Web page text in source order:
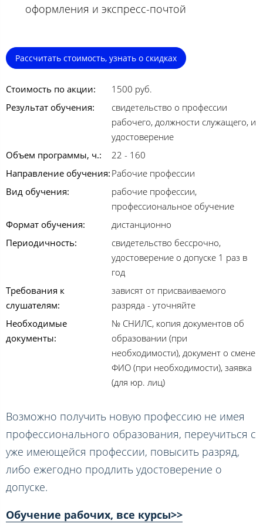
оформления и экспресс-почтой
Рассчитать стоимость, узнать о скидках
Стоимость по акции:
1500 руб.
Результат обучения:
свидетельство о профессии
рабочего, должности служащего, и
удостоверение
Объем программы, ч.:
22 - 160
Направление обучения: Рабочие профессии
Вид обучения:
рабочие профессии,
профессиональное обучение
Формат обучения:
дистанционно
Периодичность:
свидетельство бессрочно,
удостоверение о допуске 1 раз в
год
Требования к
слушателям:
зависят от присваиваемого
разряда - уточняйте
Необходимые
документы:
№ СНИЛС, копия документов об
образовании (при
необходимости), документ о смене
ФИО (при необходимости), заявка
(для юр. лиц)
Возможно получить новую профессию не имея
профессионального образования, переучиться с
уже имеющейся профессии, повысить разряд,
либо ежегодно продлить удостоверение о
допуске.
Обучение рабочих, все курсы>>